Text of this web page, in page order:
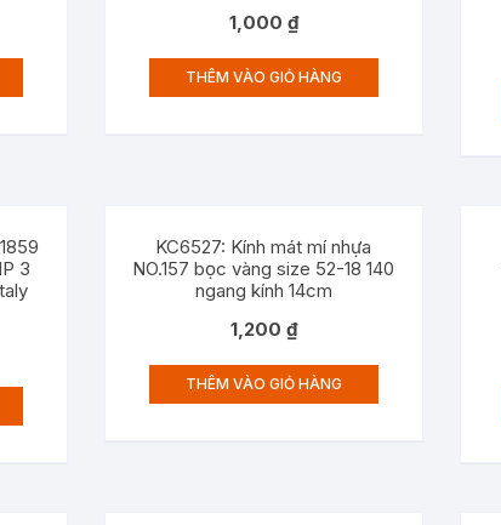
1,000 ₫
THÊM VÀO GIỎ HÀNG
3
KC6527: Kính mát mí nhựa
NO.157 bọc vàng size 52-18 140
ngang kính 14cm
1,200 ₫
THÊM VÀO GIỎ HÀNG